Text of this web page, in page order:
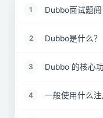
1 Dubbo面试题
2 Dubbo是什么？
3 Dubbo 的核心功
4 一般使用什么